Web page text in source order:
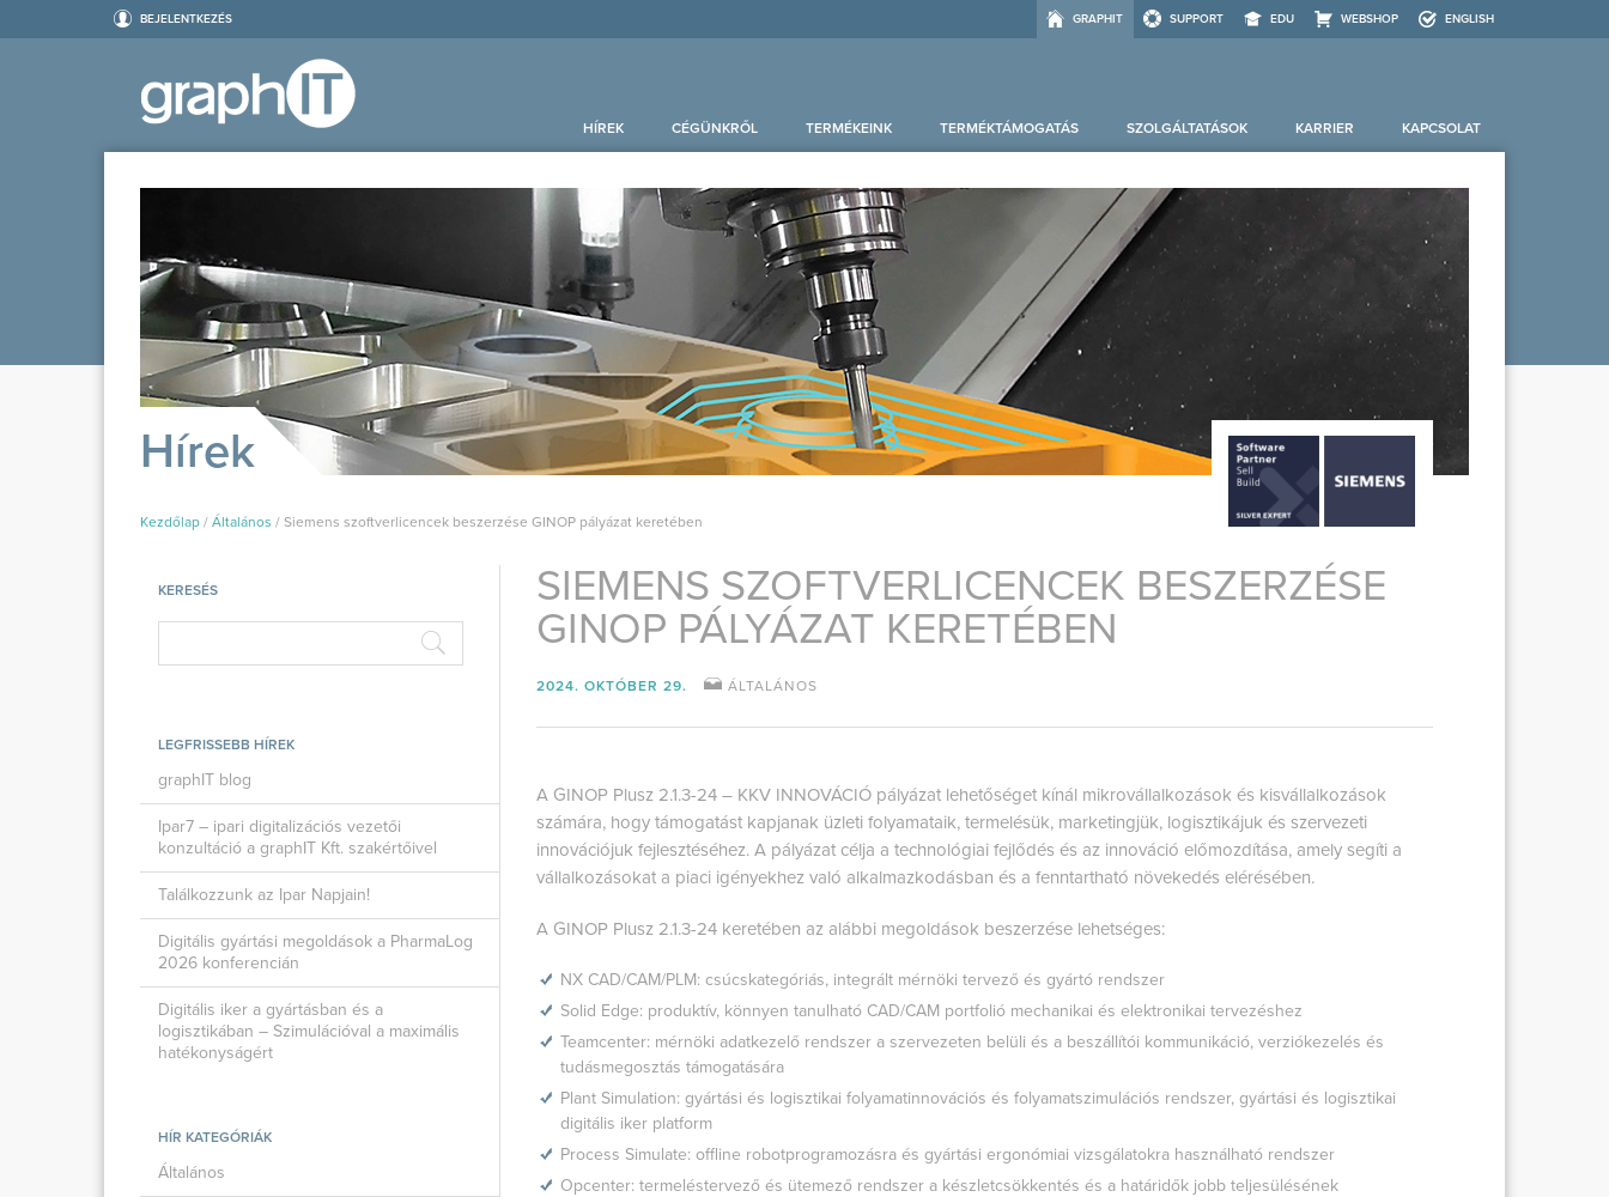
BEJELENTKEZÉS GRAPHIT SUPPORT EDU WEBSHOP ENGLISH
HÍREK CÉGÜNKRŐL TERMÉKEINK TERMÉKTÁMOGATÁS SZOLGÁLTATÁSOK KARRIER KAPCSOLAT
Hírek
Kezdőlap / Általános / Siemens szoftverlicencek beszerzése GINOP pályázat keretében
KERESÉS
LEGFRISSEBB HÍREK
graphIT blog
Ipar7 – ipari digitalizációs vezetői
konzultáció a graphIT Kft. szakértőivel
Találkozzunk az Ipar Napjain!
Digitális gyártási megoldások a PharmaLog
2026 konferencián
Digitális iker a gyártásban és a
logisztikában – Szimulációval a maximális
hatékonyságért
HÍR KATEGÓRIÁK
Általános
SIEMENS SZOFTVERLICENCEK BESZERZÉSE
GINOP PÁLYÁZAT KERETÉBEN
2024. OKTÓBER 29. ÁLTALÁNOS
A GINOP Plusz 2.1.3-24 – KKV INNOVÁCIÓ pályázat lehetőséget kínál mikrovállalkozások és kisvállalkozások
számára, hogy támogatást kapjanak üzleti folyamataik, termelésük, marketingjük, logisztikájuk és szervezeti
innovációjuk fejlesztéséhez. A pályázat célja a technológiai fejlődés és az innováció előmozdítása, amely segíti a
vállalkozásokat a piaci igényekhez való alkalmazkodásban és a fenntartható növekedés elérésében.
A GINOP Plusz 2.1.3-24 keretében az alábbi megoldások beszerzése lehetséges:
NX CAD/CAM/PLM: csúcskategóriás, integrált mérnöki tervező és gyártó rendszer
Solid Edge: produktív, könnyen tanulható CAD/CAM portfolió mechanikai és elektronikai tervezéshez
Teamcenter: mérnöki adatkezelő rendszer a szervezeten belüli és a beszállítói kommunikáció, verziókezelés és
tudásmegosztás támogatására
Plant Simulation: gyártási és logisztikai folyamatinnovációs és folyamatszimulációs rendszer, gyártási és logisztikai
digitális iker platform
Process Simulate: offline robotprogramozásra és gyártási ergonómiai vizsgálatokra használható rendszer
Opcenter: termeléstervező és ütemező rendszer a készletcsökkentés és a határidők jobb teljesülésének